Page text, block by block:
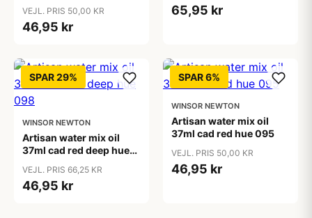
VEJL. PRIS 50,00 KR
46,95 kr
65,95 kr
SPAR 29%
WINSOR NEWTON
Artisan water mix oil
37ml cad red deep hue
VEJL. PRIS 66,25 KR
46,95 kr
SPAR 6%
WINSOR NEWTON
Artisan water mix oil
37ml cad red hue 095
VEJL. PRIS 50,00 KR
46,95 kr